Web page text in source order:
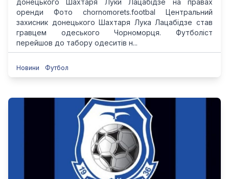
донецького Шахтаря Луки Лацабідзе на правах
оренди Фото chornomorets.footbal Центральний
захисник донецького Шахтаря Лука Лацабідзе став
гравцем одеського Чорноморця. Футболіст
перейшов до табору одеситів н...
Новини Футбол